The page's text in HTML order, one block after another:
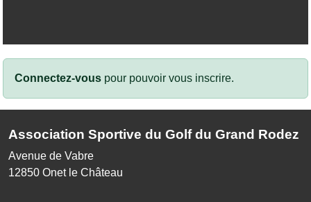
Connectez-vous pour pouvoir vous inscrire.
Association Sportive du Golf du Grand Rodez
Avenue de Vabre
12850 Onet le Château